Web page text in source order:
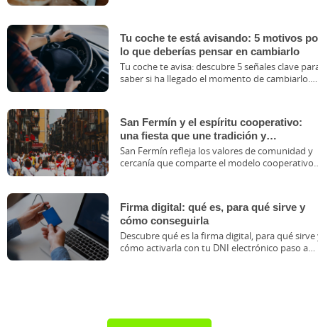
Tu coche te está avisando: 5 motivos
lo que deberías pensar en cambiarlo
Tu coche te avisa: descubre 5 señales clave
saber si ha llegado el momento de cambiarlo.
San Fermín y el espíritu cooperativo:
una fiesta que une tradición y
comunidad
San Fermín refleja los valores de comunidad y
cercanía que comparte el modelo cooperativo
Firma digital: qué es, para qué sirve y
cómo conseguirla
Descubre qué es la firma digital, para qué sirve
cómo activarla con tu DNI electrónico paso a